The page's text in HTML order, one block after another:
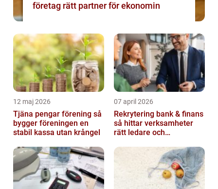
företag rätt partner för ekonomin
12 maj 2026
Tjäna pengar förening så
bygger föreningen en
stabil kassa utan krångel
07 april 2026
Rekrytering bank & finans
så hittar verksamheter
rätt ledare och